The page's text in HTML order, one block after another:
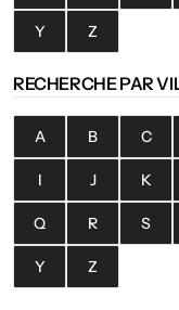
Y Z
RECHERCHE PAR
A B C
I J K
Q R S
Y Z